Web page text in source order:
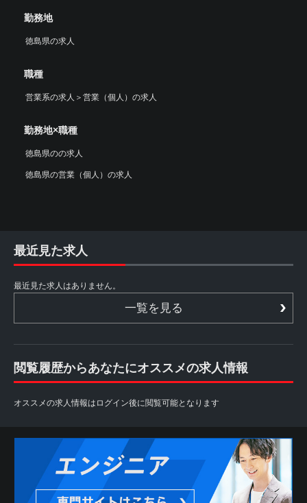
勤務地
徳島県の求人
職種
営業系の求人 ＞ 営業（個人）の求人
勤務地×職種
徳島県のの求人
徳島県の営業（個人）の求人
最近見た求人
最近見た求人はありません。
一覧を見る
閲覧履歴からあなたにオススメの求人情報
オススメの求人情報はログイン後に閲覧可能となります